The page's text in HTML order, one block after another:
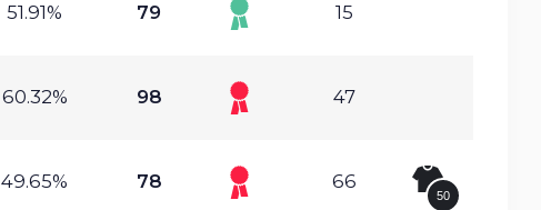
51.91% 79 15
60.32% 98 47
49.65% 78 66
50